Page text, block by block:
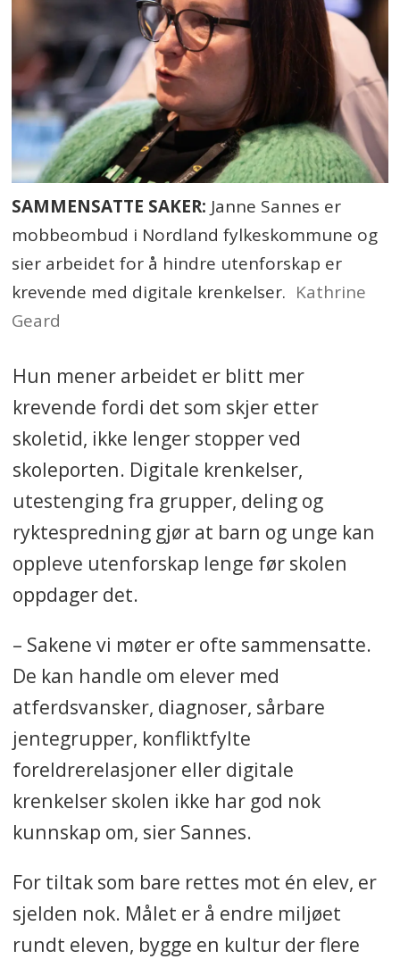
SAMMENSATTE SAKER: Janne Sannes er
mobbeombud i Nordland fylkeskommune og
sier arbeidet for å hindre utenforskap er
krevende med digitale krenkelser. Kathrine
Geard
Hun mener arbeidet er blitt mer
krevende fordi det som skjer etter
skoletid, ikke lenger stopper ved
skoleporten. Digitale krenkelser,
utestenging fra grupper, deling og
ryktespredning gjør at barn og unge kan
oppleve utenforskap lenge før skolen
oppdager det.
– Sakene vi møter er ofte sammensatte.
De kan handle om elever med
atferdsvansker, diagnoser, sårbare
jentegrupper, konfliktfylte
foreldrerelasjoner eller digitale
krenkelser skolen ikke har god nok
kunnskap om, sier Sannes.
For tiltak som bare rettes mot én elev, er
sjelden nok. Målet er å endre miljøet
rundt eleven, bygge en kultur der flere